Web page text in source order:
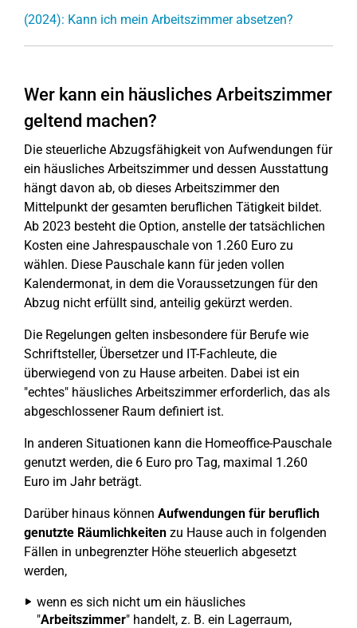
(2024): Kann ich mein Arbeitszimmer absetzen?
Wer kann ein häusliches Arbeitszimmer
geltend machen?
Die steuerliche Abzugsfähigkeit von Aufwendungen für
ein häusliches Arbeitszimmer und dessen Ausstattung
hängt davon ab, ob dieses Arbeitszimmer den
Mittelpunkt der gesamten beruflichen Tätigkeit bildet.
Ab 2023 besteht die Option, anstelle der tatsächlichen
Kosten eine Jahrespauschale von 1.260 Euro zu
wählen. Diese Pauschale kann für jeden vollen
Kalendermonat, in dem die Voraussetzungen für den
Abzug nicht erfüllt sind, anteilig gekürzt werden.
Die Regelungen gelten insbesondere für Berufe wie
Schriftsteller, Übersetzer und IT-Fachleute, die
überwiegend von zu Hause arbeiten. Dabei ist ein
"echtes" häusliches Arbeitszimmer erforderlich, das als
abgeschlossener Raum definiert ist.
In anderen Situationen kann die Homeoffice-Pauschale
genutzt werden, die 6 Euro pro Tag, maximal 1.260
Euro im Jahr beträgt.
Darüber hinaus können Aufwendungen für beruflich
genutzte Räumlichkeiten zu Hause auch in folgenden
Fällen in unbegrenzter Höhe steuerlich abgesetzt
werden,
wenn es sich nicht um ein häusliches
"Arbeitszimmer" handelt, z. B. ein Lagerraum,